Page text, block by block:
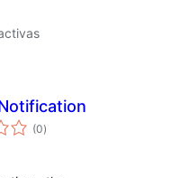
(0valoraciones
en
)